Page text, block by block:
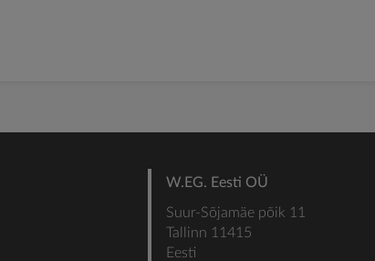
W.EG. Eesti OÜ
Suur-Sõjamäe põik 11
Tallinn 11415
Eesti